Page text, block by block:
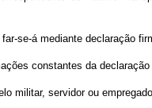
se-á mediante declaração
constantes da
militar, servidor ou